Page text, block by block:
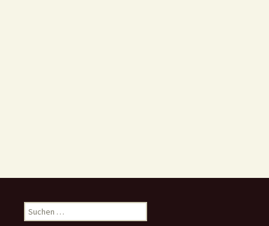
Suchen
nach: